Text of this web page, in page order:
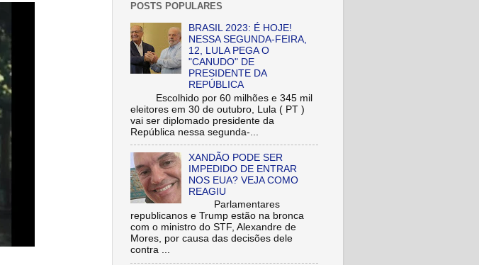
POSTS POPULARES
BRASIL 2023: É HOJE!
NESSA SEGUNDA-FEIRA,
12, LULA PEGA O
"CANUDO" DE
PRESIDENTE DA
REPÚBLICA
Escolhido por 60 milhões e 345 mil
eleitores em 30 de outubro, Lula ( PT )
vai ser diplomado presidente da
República nessa segunda-...
XANDÃO PODE SER
IMPEDIDO DE ENTRAR
NOS EUA? VEJA COMO
REAGIU
Parlamentares
republicanos e Trump estão na bronca
com o ministro do STF, Alexandre de
Mores, por causa das decisões dele
contra ...